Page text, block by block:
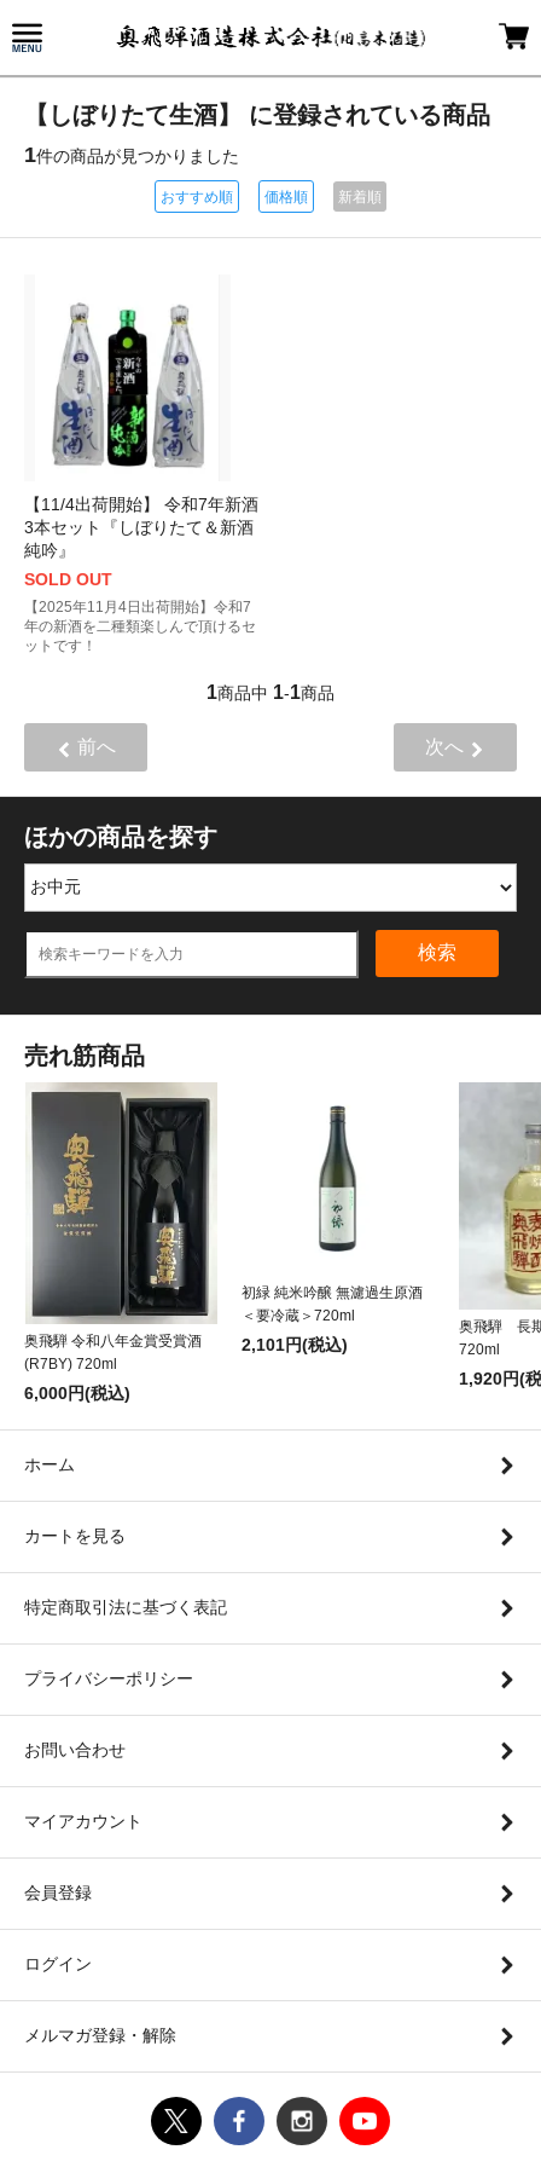
【しぼりたて生酒】 に登録されている商品
1件の商品が見つかりました
おすすめ順 価格順 新着順
【11/4出荷開始】 令和7年新酒
3本セット『しぼりたて＆新酒
純吟』
SOLD OUT
【2025年11月4日出荷開始】令和7
年の新酒を二種類楽しんで頂けるセ
ットです！
1商品中 1-1商品
前へ 次へ
ほかの商品を探す
検索
売れ筋商品
奥飛騨 令和八年金賞受賞酒
(R7BY) 720ml
6,000円(税込)
初緑 純米吟醸 無濾過生原酒
＜要冷蔵＞720ml
2,101円(税込)
奥飛騨 長
720ml
1,920円(
ホーム
カートを見る
特定商取引法に基づく表記
プライバシーポリシー
お問い合わせ
マイアカウント
会員登録
ログイン
メルマガ登録・解除